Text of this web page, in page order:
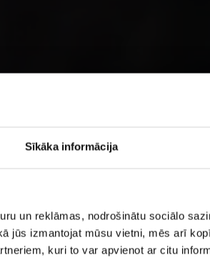
Sīkāka informācija
un reklāmas, nodrošinātu sociālo
jūs izmantojat mūsu vietni, mēs arī
kuri to var apvienot ar citu